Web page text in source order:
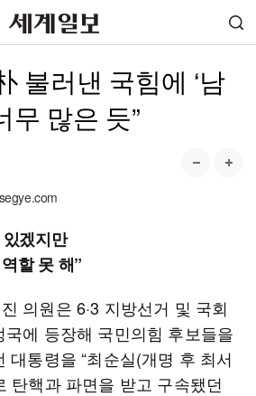
불러낸 국힘에 ‘남
무 많은 듯”
겠지만
할 못 해”
의원은 6·3 지방선거 및 국회
에 등장해 국민의힘 후보들을
대통령을 “최순실(개명 후 최서
탄핵과 파면을 받고 구속됐던